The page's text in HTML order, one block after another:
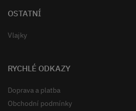
OSTATNÍ
Vlajky
RYCHLÉ ODKAZY
Doprava a platba
Obchodní podmínky